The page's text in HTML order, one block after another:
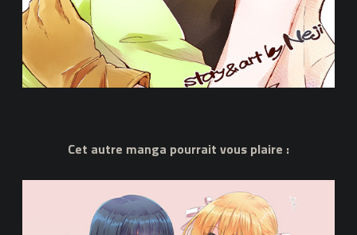
Cet autre manga pourrait vous plaire :